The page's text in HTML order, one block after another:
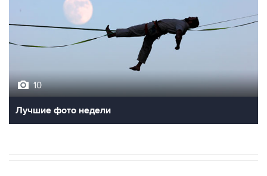
Лучшие фото недели